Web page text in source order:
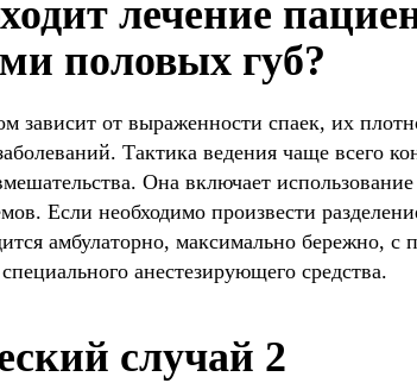
лечение
половых губ?
зависит от выраженности спаек, их
Тактика ведения чаще всего
Она включает
Если необходимо произвести
амбулаторно, максимально бережно, с
анестезирующего средства.
случай 2